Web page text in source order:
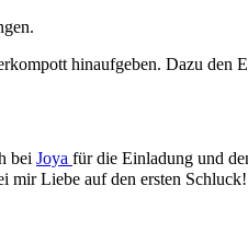
hinaufgeben. Dazu den
bei Joya für die Einladung und
Liebe auf den ersten